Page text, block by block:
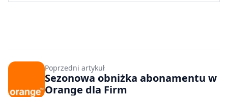
Poprzedni artykuł
Sezonowa obniżka abonamentu w
Orange dla Firm